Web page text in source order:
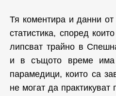
Тя коментира и данни от
статистика, според
липсват трайно в
и в същото време
парамедици, които са
не могат да практикуват